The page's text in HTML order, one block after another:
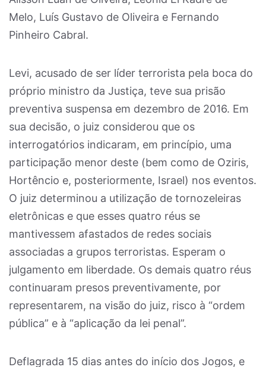
Melo, Luís Gustavo de Oliveira e Fernando
Pinheiro Cabral.
Levi, acusado de ser líder terrorista pela boca do
próprio ministro da Justiça, teve sua prisão
preventiva suspensa em dezembro de 2016. Em
sua decisão, o juiz considerou que os
interrogatórios indicaram, em princípio, uma
participação menor deste (bem como de Oziris,
Hortêncio e, posteriormente, Israel) nos eventos.
O juiz determinou a utilização de tornozeleiras
eletrônicas e que esses quatro réus se
mantivessem afastados de redes sociais
associadas a grupos terroristas. Esperam o
julgamento em liberdade. Os demais quatro réus
continuaram presos preventivamente, por
representarem, na visão do juiz, risco à “ordem
pública” e à “aplicação da lei penal”.
Deflagrada 15 dias antes do início dos Jogos, e